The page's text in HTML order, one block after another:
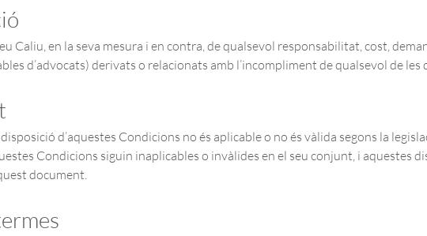
Caliu, en la seva mesura i en contra, de qualsevol responsabilitat, cost,
d’advocats) derivats o relacionats amb l’incompliment de qualsevol de les
d’aquestes Condicions no és aplicable o no és vàlida segons la
Condicions siguin inaplicables o invàlides en el seu conjunt, i aquestes
document.